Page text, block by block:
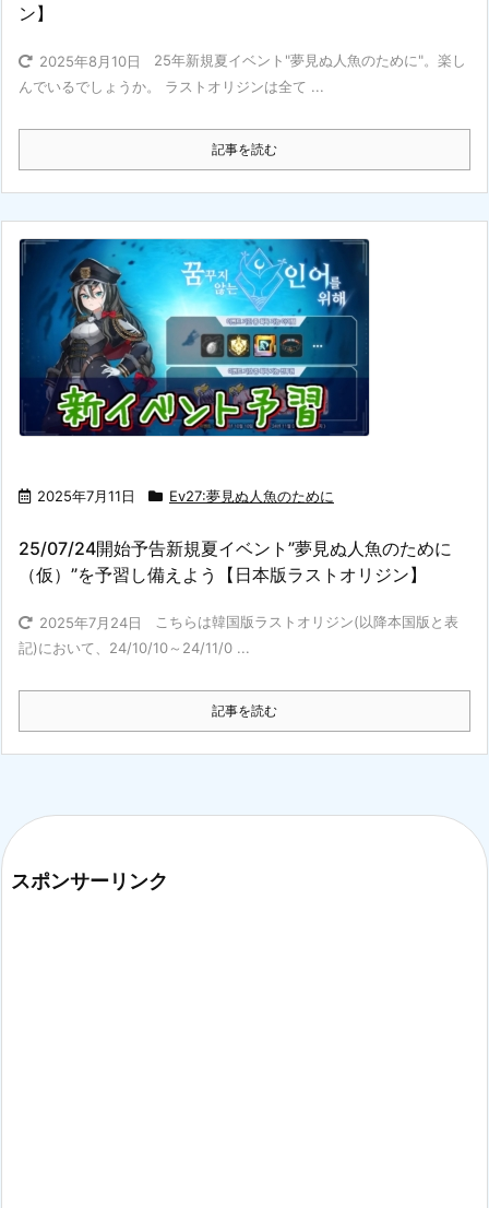
ン】
2025年8月10日
25年新規夏イベント"夢見ぬ人魚のために"。楽し
んでいるでしょうか。 ラストオリジンは全て ...
記事を読む
2025年7月11日 Ev27:夢見ぬ人魚のために
25/07/24開始予告新規夏イベント”夢見ぬ人魚のために
（仮）”を予習し備えよう【日本版ラストオリジン】
2025年7月24日
こちらは韓国版ラストオリジン(以降本国版と表
記)において、24/10/10～24/11/0 ...
記事を読む
スポンサーリンク